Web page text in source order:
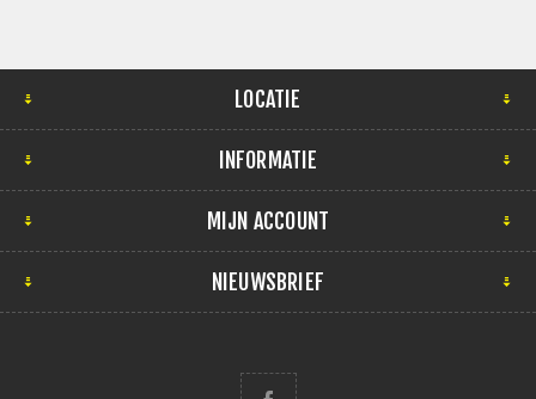
LOCATIE
INFORMATIE
MIJN ACCOUNT
NIEUWSBRIEF